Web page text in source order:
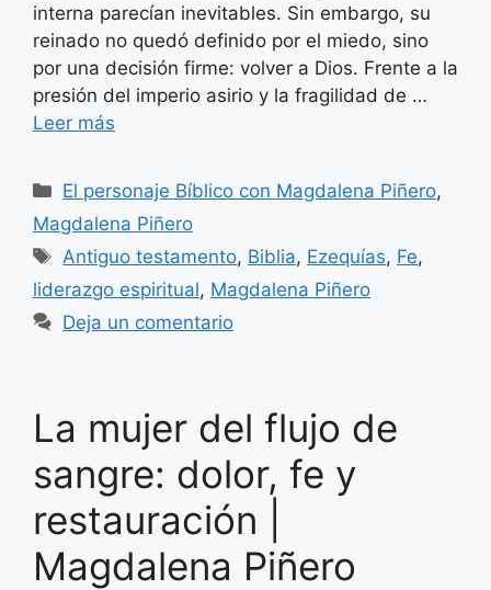
interna parecían inevitables. Sin embargo, su
reinado no quedó definido por el miedo, sino
por una decisión firme: volver a Dios. Frente a la
presión del imperio asirio y la fragilidad de …
Leer más
Categorías
El personaje Bíblico con Magdalena Piñero,
Magdalena Piñero
Etiquetas
Antiguo testamento, Biblia, Ezequías, Fe,
liderazgo espiritual, Magdalena Piñero
Deja un comentario
La mujer del flujo de
sangre: dolor, fe y
restauración |
Magdalena Piñero